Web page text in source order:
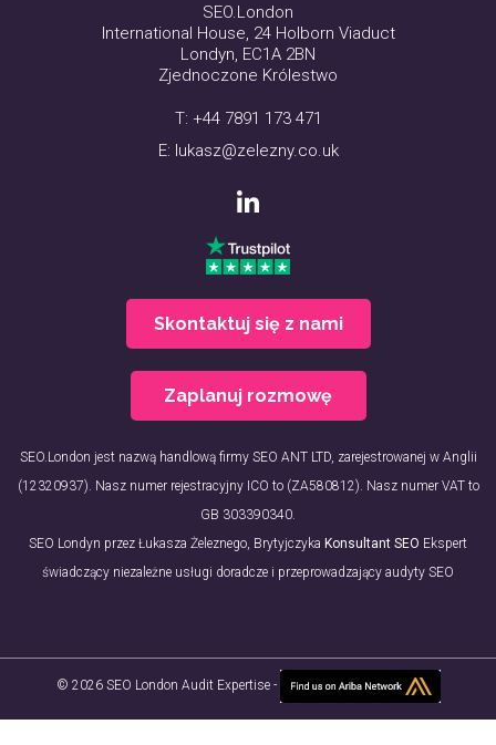
SEO.London
International House, 24 Holborn Viaduct
Londyn, EC1A 2BN
Zjednoczone Królestwo
T: +44 7891 173 471
E: lukasz@zelezny.co.uk
Skontaktuj się z nami
Zaplanuj rozmowę
SEO.London jest nazwą handlową firmy SEO ANT LTD, zarejestrowanej w Anglii
(12320937). Nasz numer rejestracyjny ICO to (ZA580812). Nasz numer VAT to
GB 303390340.
SEO Londyn przez Łukasza Żeleznego, Brytyjczyka Konsultant SEO Ekspert
świadczący niezależne usługi doradcze i przeprowadzający audyty SEO
© 2026 SEO London Audit Expertise -